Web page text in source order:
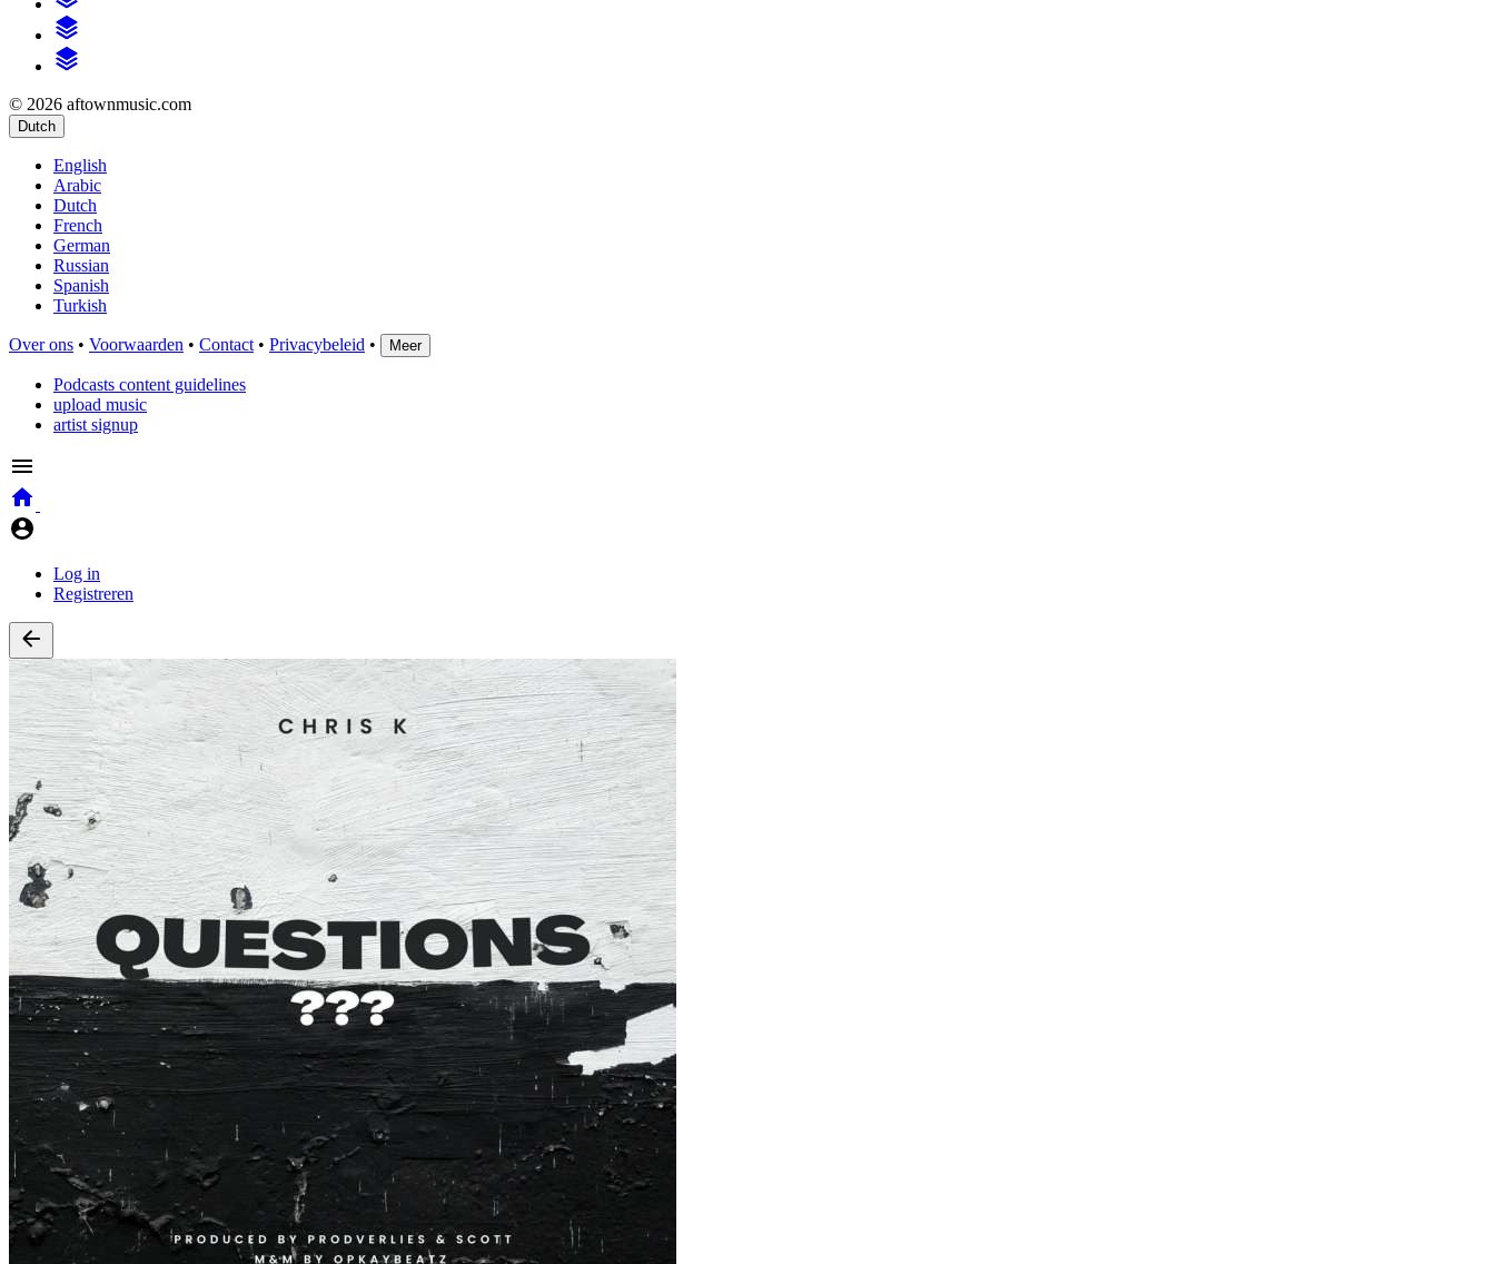
© 2026 aftownmusic.com
Dutch
English
Arabic
Dutch
French
German
Russian
Spanish
Turkish
Over ons • Voorwaarden • Contact • Privacybeleid • Meer
Podcasts content guidelines
upload music
artist signup
Log in
Registreren